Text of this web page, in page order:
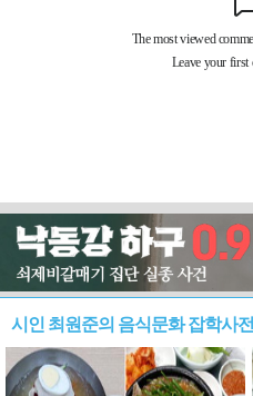
시인 최원준의 음식문화 잡학사전